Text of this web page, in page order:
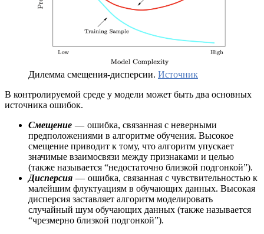
Дилемма смещения-дисперсии. Источник
В контролируемой среде у модели может быть два основных
источника ошибок.
Смещение — ошибка, связанная с неверными
предположениями в алгоритме обучения. Высокое
смещение приводит к тому, что алгоритм упускает
значимые взаимосвязи между признаками и целью
(также называется “недостаточно близкой подгонкой”).
Дисперсия — ошибка, связанная с чувствительностью к
малейшим флуктуациям в обучающих данных. Высокая
дисперсия заставляет алгоритм моделировать
случайный шум обучающих данных (также называется
“чрезмерно близкой подгонкой”).